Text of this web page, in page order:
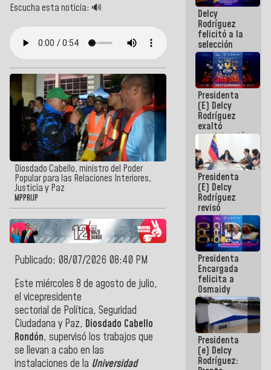
Escucha esta noticia: 🔊
Diosdado Cabello, ministro del Poder
Popular para las Relaciones Interiores,
Justicia y Paz
MPPRIJP
Publicado: 08/07/2026 08:40 PM
Este miércoles 8 de agosto de julio,
el vicepresidente
sectorial de Política, Seguridad
Ciudadana y Paz, Diosdado Cabello
Rondón, supervisó los trabajos que
se llevan a cabo en las
instalaciones de la Universidad
Delcy
Rodríguez
felicitó a la
selección
nacional
masculina
de voleibol
campeona
de la Copa
Panamericana
Sub-17
Presidenta
(E) Delcy
Rodríguez
exaltó
participación
de
Venezuela
en Juegos
Centroamericanos
y del Caribe
2026
Presidenta
(E) Delcy
Rodríguez
revisó
agenda
económica y
ejecución de
fondos de
emergencia
post-sismos
Presidenta
Encargada
felicita a
Osmaidy
Arias y
Giraly
Marcano por
hacer
historia en
los
Centroamericanos
Presidenta
(e) Delcy
Rodríguez: